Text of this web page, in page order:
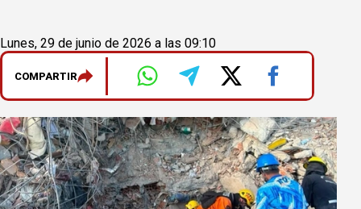
Lunes, 29 de junio de 2026 a las 09:10
COMPARTIR